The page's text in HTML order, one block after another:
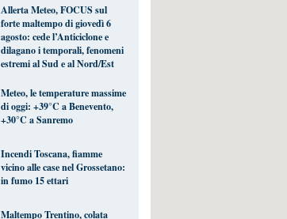
Allerta Meteo, FOCUS sul
forte maltempo di giovedì 6
agosto: cede l’Anticiclone e
dilagano i temporali, fenomeni
estremi al Sud e al Nord/Est
Meteo, le temperature massime
di oggi: +39°C a Benevento,
+30°C a Sanremo
Incendi Toscana, fiamme
vicino alle case nel Grossetano:
in fumo 15 ettari
Maltempo Trentino, colata